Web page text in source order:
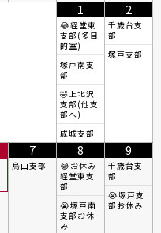
1
😂経堂東
支部(多目
的室)
塚戸南支
部
🤣上北沢
支部(他支
部へ)
成城支部
2
千歳台支
部
塚戸支部
7
烏山支部
8
😂お休み
経堂東支
部
😭塚戸南
支部お休
み
9
千歳台支
部
😭塚戸支
部お休み